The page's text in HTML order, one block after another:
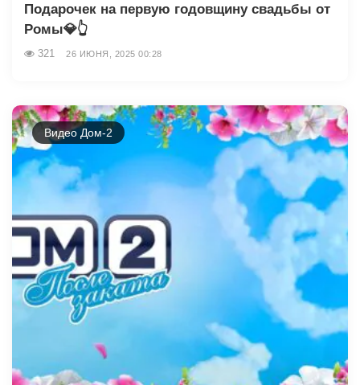
Подарочек на первую годовщину свадьбы от
Ромы💎👆
321 26 ИЮНЯ, 2025 00:28
Видео Дом-2